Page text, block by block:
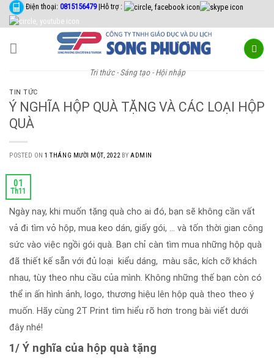
Skip
Điện thoại: 0815156479 |Hỗ trợ :
Tri thức - Sáng tạo - Hội nhập
TIN TỨC
Ý NGHĨA HỘP QUÀ TẶNG VÀ CÁC LOẠI HỘP
QUÀ
POSTED ON1 THÁNG MƯỜI MỘT, 2022BYADMIN
01
Th11
Ngày nay, khi muốn tặng quà cho ai đó, bạn sẽ không cần vất
vả đi tìm vỏ hộp, mua keo dán, giấy gói, … và tốn thời gian công
sức vào việc ngồi gói quà. Bạn chỉ càn tìm mua những hộp quà
đã thiết kế sẵn với đủ loại kiểu dáng, màu sắc, kích cỡ khách
nhau, tùy theo nhu cầu của mình. Không những thế bạn còn có
thể in ấn hình ảnh, logo, thương hiệu lên hộp quà theo theo ý
muốn. Hãy cùng 2T Print tìm hiểu rõ hơn trong bài viết dưới
đây nhé!
1/ Ý nghĩa của hộp quà tặng